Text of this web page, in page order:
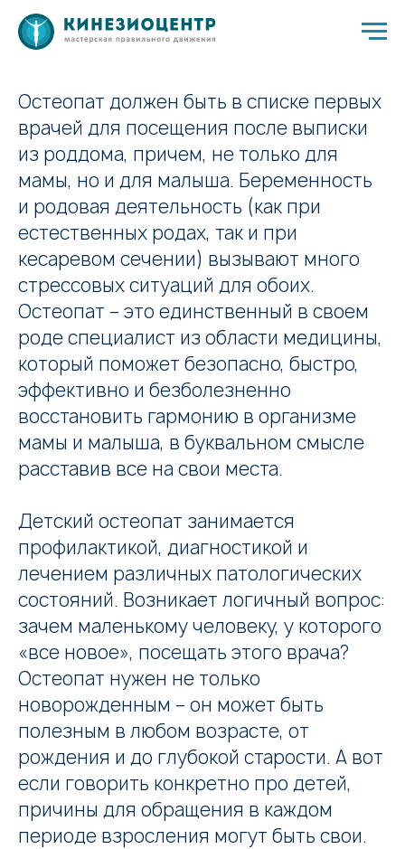
Остеопат должен быть в списке первых
врачей для посещения после выписки
из роддома, причем, не только для
мамы, но и для малыша. Беременность
и родовая деятельность (как при
естественных родах, так и при
кесаревом сечении) вызывают много
стрессовых ситуаций для обоих.
Остеопат – это единственный в своем
роде специалист из области медицины,
который поможет безопасно, быстро,
эффективно и безболезненно
восстановить гармонию в организме
мамы и малыша, в буквальном смысле
расставив все на свои места.
Детский остеопат занимается
профилактикой, диагностикой и
лечением различных патологических
состояний. Возникает логичный вопрос:
зачем маленькому человеку, у которого
«все новое», посещать этого врача?
Остеопат нужен не только
новорожденным – он может быть
полезным в любом возрасте, от
рождения и до глубокой старости. А вот
если говорить конкретно про детей,
причины для обращения в каждом
периоде взросления могут быть свои.